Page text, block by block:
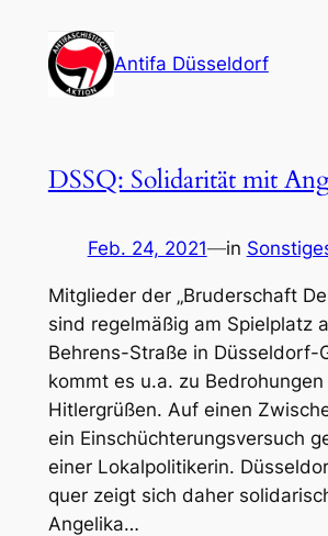
Inhalt
springen
Antifa Düsseldorf
DSSQ: Solidarität mit
Feb. 24, 2021—in
Mitglieder der „Bruderschaft
sind regelmäßig am Spielplatz
Behrens-Straße in Düsseldorf-
kommt es u.a. zu Bedrohungen
Hitlergrüßen. Auf einen
ein Einschüchterungsversuch
einer Lokalpolitikerin.
quer zeigt sich daher
Angelika…